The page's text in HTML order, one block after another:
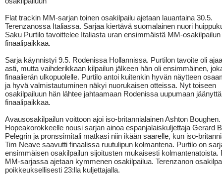
Flat trackin MM-sarjan toinen osakilpailu ajetaan lauantaina 30.5.
Terenzanossa Italiassa. Sarjaa kiertävä suomalainen nuori
Saku Purtilo tavoittelee Italiasta uran ensimmäistä MM-osakilpailun
finaalipaikkaa.
Sarja käynnistyi 9.5. Rodenissa Hollannissa. Purtilon tavoite oli
asti, mutta vaihderikkaan kilpailun jälkeen hän oli ensimmäinen,
finaalierän ulkopuolelle. Purtilo antoi kuitenkin hyvän näytteen
ja hyvä valmistautuminen näkyi nuorukaisen otteissa. Nyt toiseen
osakilpailuun hän lähtee jahtaamaan Rodenissa uupumaan jäänyttä
finaalipaikkaa.
Avausosakilpailun voittoon ajoi iso-britannialainen Ashton Boughen.
Hopeakorokkeelle nousi sarjan ainoa espanjalaiskuljettaja Gerard
Pelegrin ja pronssimitali matkasi niin ikään saarelle, kun iso-
Tim Neave saavutti finaalissa ruutulipun kolmantena. Purtilo on
ensimmäisen osakilpailun sijoitusten mukaisesti kolmantenatoista.
MM-sarjassa ajetaan kymmenen osakilpailua. Terenzanon
poikkeuksellisesti 23:lla kuljettajalla.